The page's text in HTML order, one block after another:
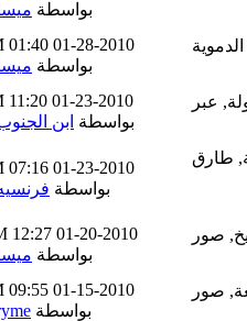
بواسطةميسا
01-28-2010
01:40 PM
بواسطةميسا
01-23-2010
11:20 PM
بواسطةابن الجنوب
01-23-2010
07:16 PM
بواسطةفرنسيه
01-20-2010
12:27 AM
بواسطةميسا
01-15-2010
09:55 PM
بواسطةryme